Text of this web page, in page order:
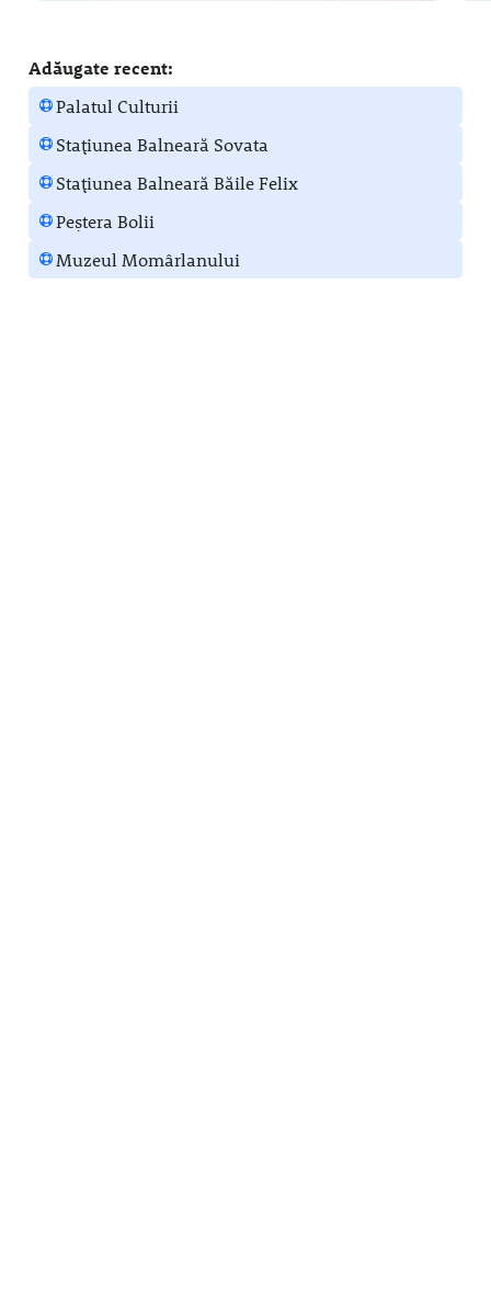
Adăugate recent:
Palatul Culturii
Stațiunea Balneară Sovata
Stațiunea Balneară Băile Felix
Peștera Bolii
Muzeul Momârlanului